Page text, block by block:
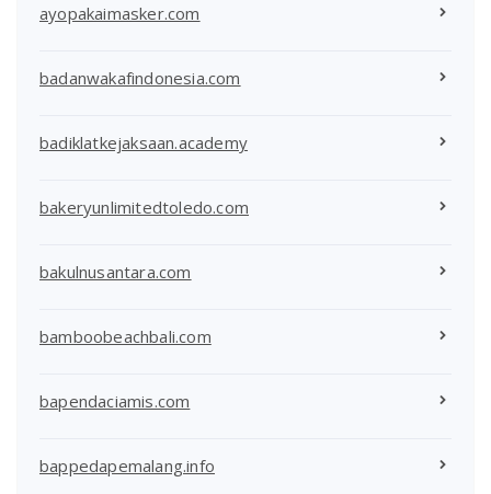
ayopakaimasker.com
badanwakafindonesia.com
badiklatkejaksaan.academy
bakeryunlimitedtoledo.com
bakulnusantara.com
bamboobeachbali.com
bapendaciamis.com
bappedapemalang.info